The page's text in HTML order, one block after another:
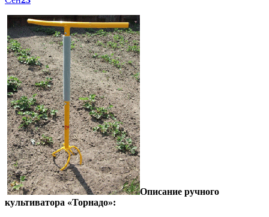
Описание ручного
культиватора «Торнадо»: